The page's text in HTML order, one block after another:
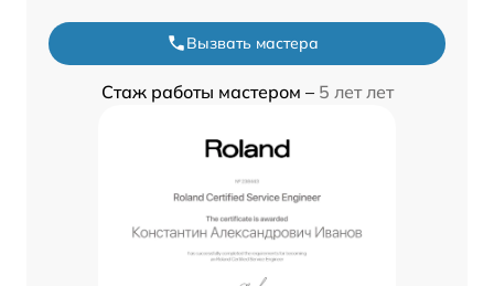
Вызвать мастера
Стаж работы мастером – 5 лет лет